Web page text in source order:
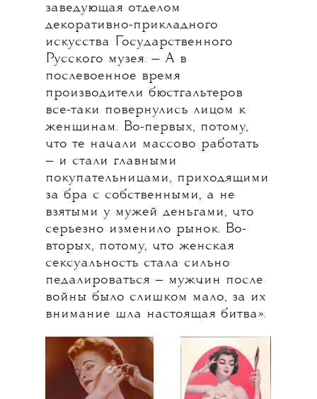
заведующая отделом
декоративно-прикладного
искусства Государственного
Русского музея. — А в
послевоенное время
производители бюстгальтеров
все-таки повернулись лицом к
женщинам. Во-первых, потому,
что те начали массово работать
— и стали главными
покупательницами, приходящими
за бра с собственными, а не
взятыми у мужей деньгами, что
серьезно изменило рынок. Во-
вторых, потому, что женская
сексуальность стала сильно
педалироваться — мужчин после
войны было слишком мало, за их
внимание шла настоящая битва».